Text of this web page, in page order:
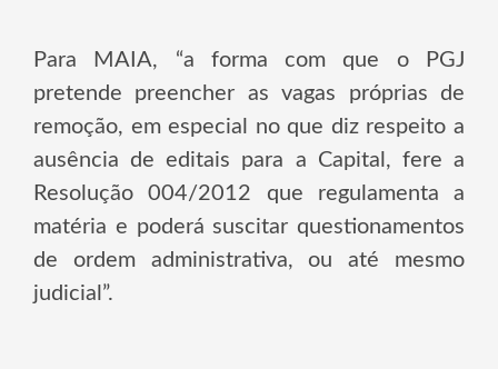
Para MAIA, “a forma com que o PGJ
pretende preencher as vagas próprias de
remoção, em especial no que diz respeito a
ausência de editais para a Capital, fere a
Resolução 004/2012 que regulamenta a
matéria e poderá suscitar questionamentos
de ordem administrativa, ou até mesmo
judicial”.